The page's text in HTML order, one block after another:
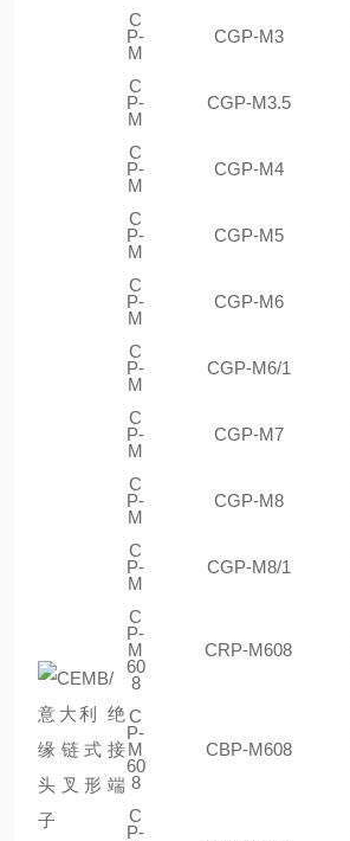
C
P-
M
CGP-M3
C
P-
M
CGP-M3.5
C
P-
M
CGP-M4
C
P-
M
CGP-M5
C
P-
M
CGP-M6
C
P-
M
CGP-M6/1
C
P-
M
CGP-M7
C
P-
M
CGP-M8
C
P-
M
CGP-M8/1
C
P-
M
60
8
CRP-M608
C
P-
M
60
8
CBP-M608
C
P-